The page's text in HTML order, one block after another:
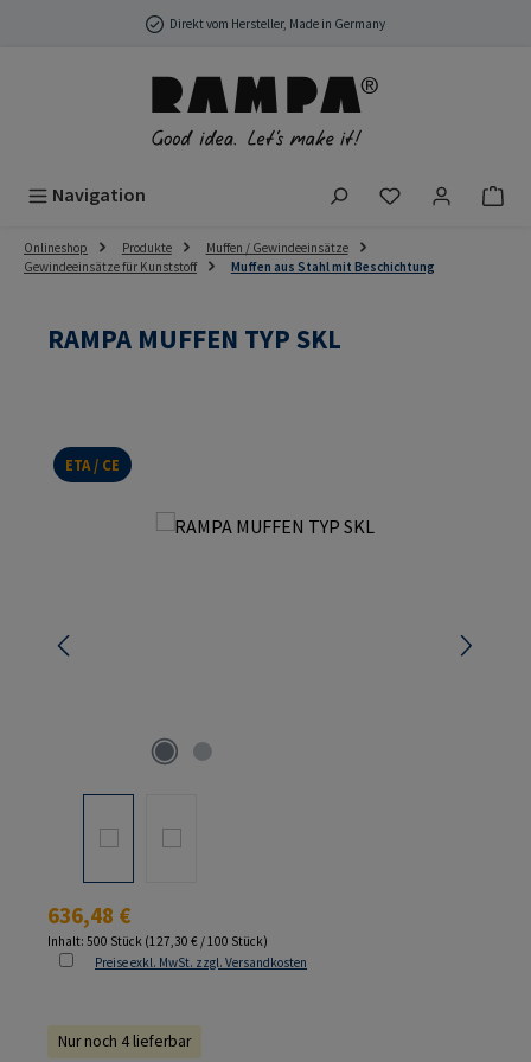
Zum Hauptinhalt springenDirekt vom Hersteller, Made in Germany
Navigation Du hast 0
Onlineshop Produkte
Muffen / Gewindeeinsätze
Gewindeeinsätze für Kunststoff
Muffen aus Stahl mit Beschichtung
RAMPA MUFFEN TYP SKL
ETA / CE
Bildergalerie überspringen
Regulärer Preis:
636,48 €
Inhalt: 500 Stück (127,30 € / 100 Stück)
Preise exkl. MwSt. zzgl. Versandkosten
Nur noch 4 lieferbar